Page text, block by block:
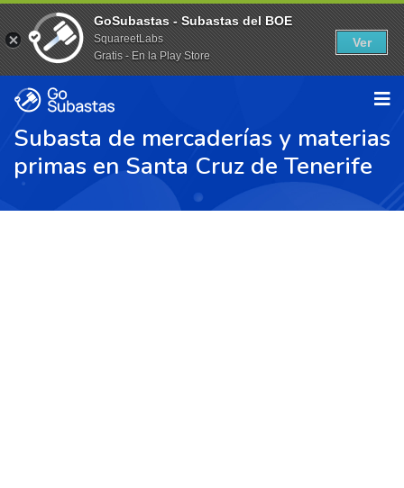
Subasta de mercaderías y materias
primas en Santa Cruz de Tenerife
GoSubastas - Subastas del BOE
SquareetLabs
Gratis - En la Play Store
Ver